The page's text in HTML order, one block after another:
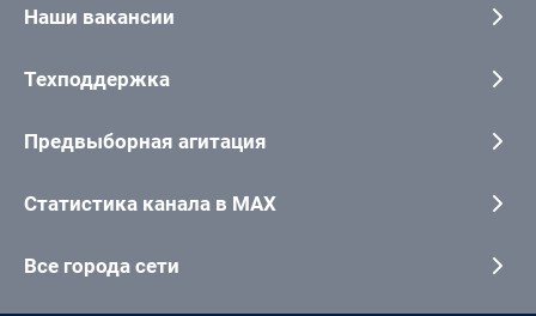
Наши вакансии
Техподдержка
Предвыборная агитация
Статистика канала в MAX
Все города сети